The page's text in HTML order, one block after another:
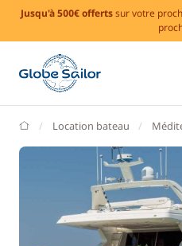
Jusqu'à 500€ offertssur votre
GlobeSailor
Location bateau